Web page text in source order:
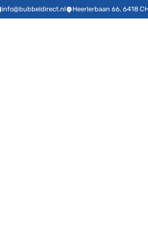
info@bubbeldirect.nl Heerlerbaan 66, 6418